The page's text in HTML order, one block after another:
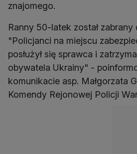
znajomego.
Ranny 50-latek został zabrany
"Policjanci na miejscu
posłużył się sprawca i
obywatela Ukrainy" -
komunikacie asp. Małgorzata
Komendy Rejonowej Policji